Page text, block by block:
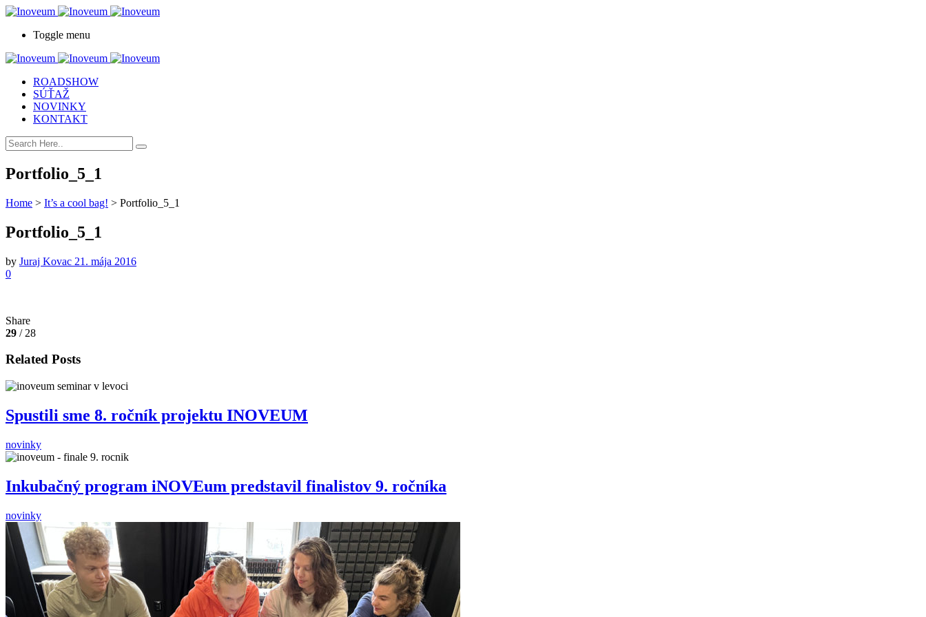
Toggle menu
ROADSHOW
SÚŤAŽ
NOVINKY
KONTAKT
Portfolio_5_1
Home > It’s a cool bag! > Portfolio_5_1
Portfolio_5_1
by Juraj Kovac 21. mája 2016
0
Share
29 / 28
Related Posts
Spustili sme 8. ročník projektu INOVEUM
novinky
Inkubačný program iNOVEum predstavil finalistov 9. ročníka
novinky